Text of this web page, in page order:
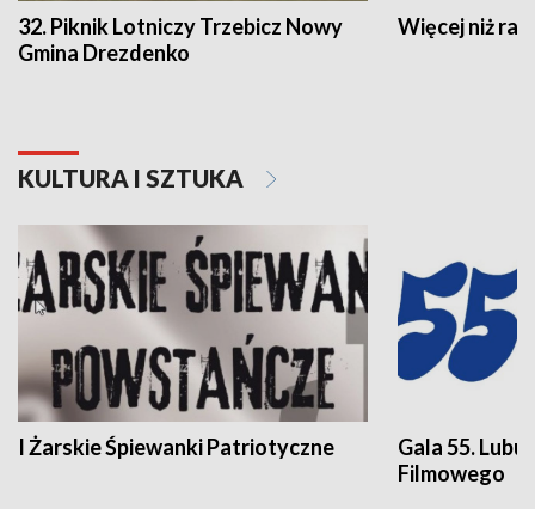
32. Piknik Lotniczy Trzebicz Nowy
Gmina Drezdenko
Więcej niż rajd
KULTURA I SZTUKA
I Żarskie Śpiewanki Patriotyczne
Gala 55.
Filmowego